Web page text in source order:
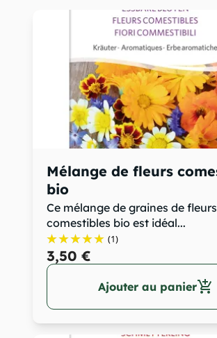
Mélange de fleurs
bio
Ce mélange de graines de fleurs
comestibles bio est idéal...
(1)
3,50 €
Ajouter au panieradd_shopping_cart